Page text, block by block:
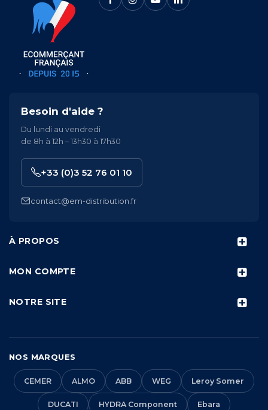
À PROPOS
MON COMPTE
NOTRE SITE
Besoin d'aide ?
Du lundi au vendredi
de 8h à 12h – 13h30 à 17h30
+33 (0)3 52 76 01 10
contact@em-distribution.fr
NOS MARQUES
CEMER ALMO ABB WEG Leroy Somer
DUCATI HYDRA Component Ebara